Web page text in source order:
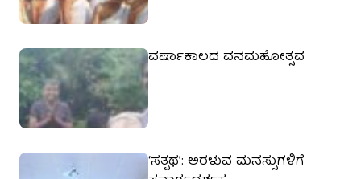
ವರ್ಷಾಕಾಲದ ವನಮಹೋತ್ಸವ
‘ಸತ್ಪಥ’: ಅರಳುವ ಮನಸ್ಸುಗಳಿಗೆ